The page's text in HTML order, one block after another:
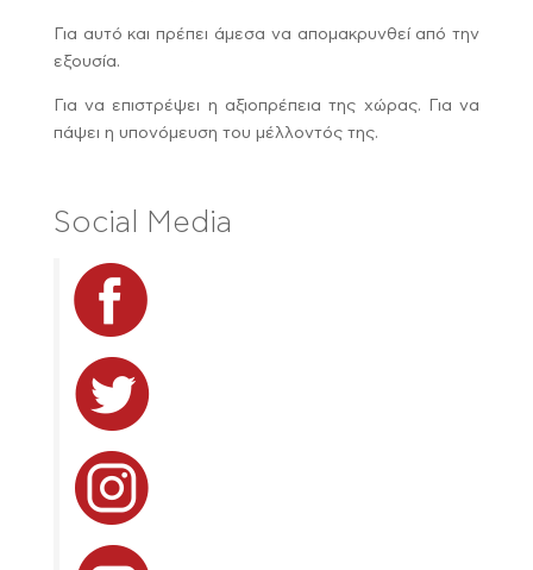
Για αυτό και πρέπει άμεσα να απομακρυνθεί από την
εξουσία.
Για να επιστρέψει η αξιοπρέπεια της χώρας. Για να
πάψει η υπονόμευση του μέλλοντός της.
Social Media